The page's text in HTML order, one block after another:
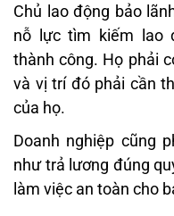
Chủ lao động bảo
nỗ lực tìm kiếm lao
thành công. Họ phải
và vị trí đó phải cần
của họ.
Doanh nghiệp cũng
như trả lương đúng
làm việc an toàn cho